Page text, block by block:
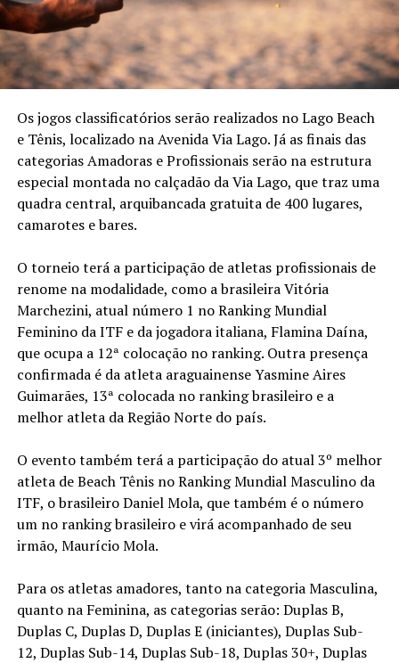
Os jogos classificatórios serão realizados no Lago Beach
e Tênis, localizado na Avenida Via Lago. Já as finais das
categorias Amadoras e Profissionais serão na estrutura
especial montada no calçadão da Via Lago, que traz uma
quadra central, arquibancada gratuita de 400 lugares,
camarotes e bares.
O torneio terá a participação de atletas profissionais de
renome na modalidade, como a brasileira Vitória
Marchezini, atual número 1 no Ranking Mundial
Feminino da ITF e da jogadora italiana, Flamina Daína,
que ocupa a 12ª colocação no ranking. Outra presença
confirmada é da atleta araguainense Yasmine Aires
Guimarães, 13ª colocada no ranking brasileiro e a
melhor atleta da Região Norte do país.
O evento também terá a participação do atual 3º melhor
atleta de Beach Tênis no Ranking Mundial Masculino da
ITF, o brasileiro Daniel Mola, que também é o número
um no ranking brasileiro e virá acompanhado de seu
irmão, Maurício Mola.
Para os atletas amadores, tanto na categoria Masculina,
quanto na Feminina, as categorias serão: Duplas B,
Duplas C, Duplas D, Duplas E (iniciantes), Duplas Sub-
12, Duplas Sub-14, Duplas Sub-18, Duplas 30+, Duplas